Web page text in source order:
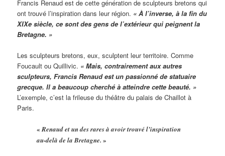
Francis Renaud est de cette génération de sculpteurs bretons qui
ont trouvé l’inspiration dans leur région. « À l’inverse, à la fin du
XIXe siècle, ce sont des gens de l’extérieur qui peignent la
Bretagne. »
Les sculpteurs bretons, eux, sculptent leur territoire. Comme
Foucault ou Quillivic. « Mais, contrairement aux autres
sculpteurs, Francis Renaud est un passionné de statuaire
grecque. Il a beaucoup cherché à atteindre cette beauté. »
L’exemple, c’est la frileuse du théâtre du palais de Chaillot à
Paris.
«Renaud et un des rares à avoir trouvé l’inspiration
au-delà de la Bretagne.»